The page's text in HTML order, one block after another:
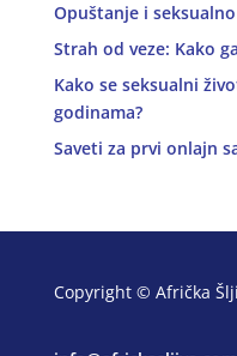
Opuštanje i
Strah od veze: Kako
Kako se seksualni
godinama?
Saveti za prvi onlajn
Copyright © Afrička